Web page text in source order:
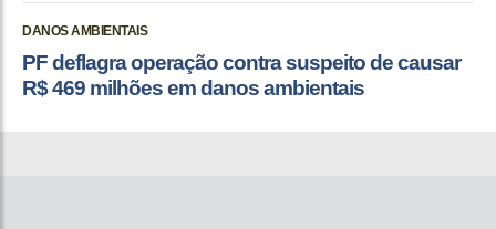
DANOS AMBIENTAIS
PF deflagra operação contra suspeito de causar
R$ 469 milhões em danos ambientais